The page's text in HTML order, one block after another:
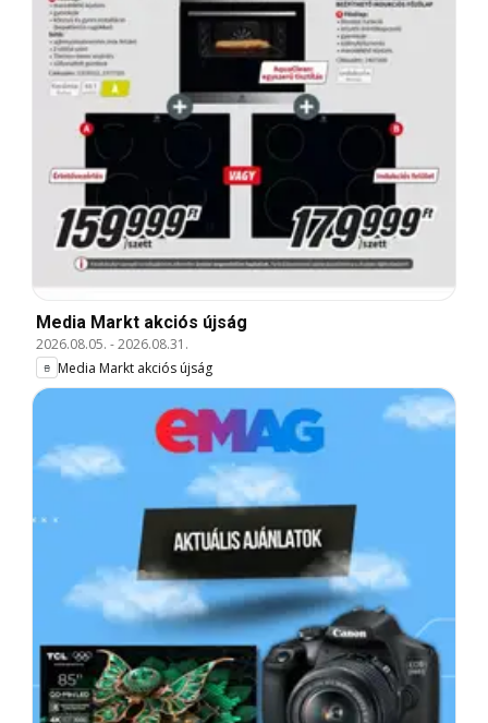
Media Markt akciós újság
2026.08.05. -2026.08.31.
Media Markt akciós újság